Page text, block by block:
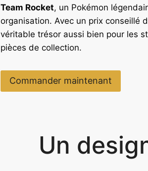
Team Rocket, un Pokémon
organisation. Avec un prix conseillé
véritable trésor aussi bien pour les
pièces de collection.
Commander maintenant
Un